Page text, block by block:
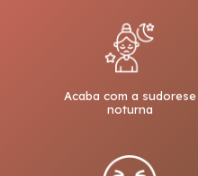
Acaba com a sudorese
noturna